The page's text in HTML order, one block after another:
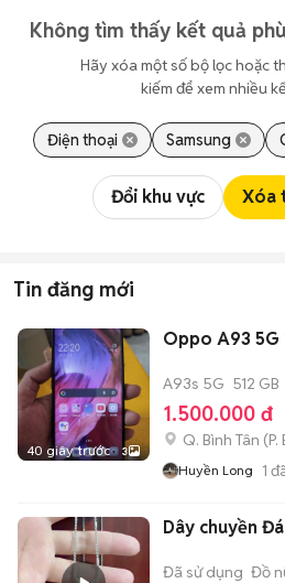
Không tìm thấy kết quả
Hãy xóa một số bộ lọc hoặc
kiếm để xem nhiều
Điện thoại Samsung
Đổi khu vực Xóa
Tin đăng mới
40 giây trước 3
Oppo A93 5G
A93s 5G 512 GB
1.500.000 đ
Q. Bình Tân (
Huyền Long 1
Dây chuyền
Đã sử dụng Đồ